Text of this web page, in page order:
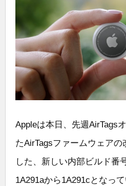
Appleは本日、先週AirTags
たAirTagsファームウェアの
した、新しい内部ビルド番
1A291aから1A291cとなっ